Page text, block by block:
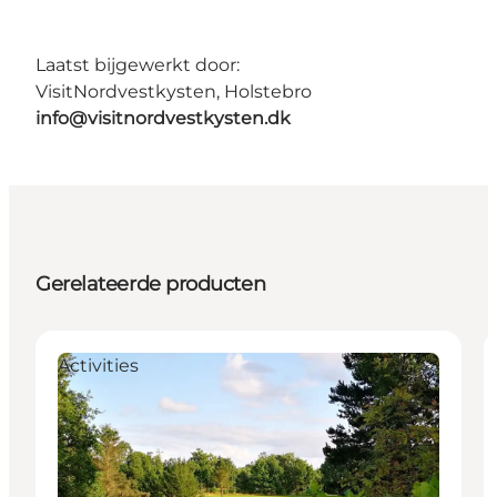
Laatst bijgewerkt door:
VisitNordvestkysten, Holstebro
info@visitnordvestkysten.dk
Gerelateerde producten
Activities